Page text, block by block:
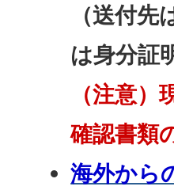
（送付
は身分証
（注意
確認書類
海外から